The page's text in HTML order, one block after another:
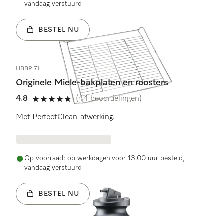
vandaag verstuurd
BESTEL NU
HBBR 71
Originele Miele-bakplaten en roosters
4.8
4.8 sterren op 5
(44 beoordelingen)
Met PerfectClean-afwerking.
Op voorraad: op werkdagen voor 13.00 uur besteld,
vandaag verstuurd
BESTEL NU